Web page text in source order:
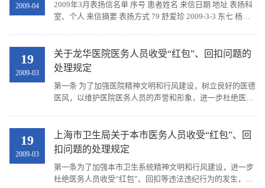
2009-04
2009年3月表扬信名单 序号 患者姓名 来信日期 地址 表扬科
室、个人 来信摘要 表扬方式 79 舒爱珍 2009-3-3 东七 杨金
19
2009-03
关于龙华医院医务人员收受“红包”、回扣问题的
处理规定
第一条 为了加强医院精神文明和行风建设，树立良好的医德
医风，以维护医院医务人员的声誉和形象，进一步杜绝医务
19
2009-03
上海市卫生局关于本市医务人员收受“红包”、回
扣问题的处理规定
第一条为了加强本市卫生系统精神文明和行风建设，进一步
杜绝医务人员收受“红包”、回扣等违法违纪行为的发生，依